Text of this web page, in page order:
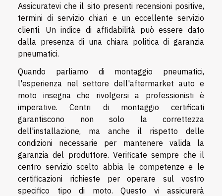
Assicuratevi che il sito presenti recensioni positive,
termini di servizio chiari e un eccellente servizio
clienti. Un indice di affidabilità può essere dato
dalla presenza di una chiara politica di garanzia
pneumatici.
Quando parliamo di montaggio pneumatici,
l'esperienza nel settore dell'aftermarket auto e
moto insegna che rivolgersi a professionisti è
imperative. Centri di montaggio certificati
garantiscono non solo la correttezza
dell'installazione, ma anche il rispetto delle
condizioni necessarie per mantenere valida la
garanzia del produttore. Verificate sempre che il
centro servizio scelto abbia le competenze e le
certificazioni richieste per operare sul vostro
specifico tipo di moto. Questo vi assicurerà